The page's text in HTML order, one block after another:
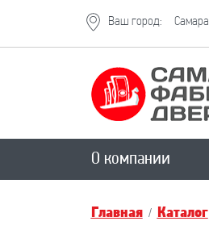
Ваш город: Самара
О компании
Главная Каталог